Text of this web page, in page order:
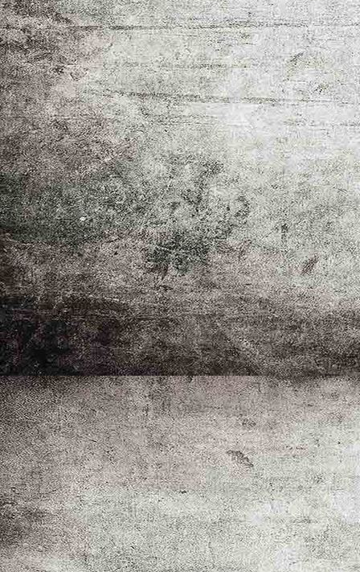
WhatsApp Bild 2024-12-08 um 19.16.08_16b626e0